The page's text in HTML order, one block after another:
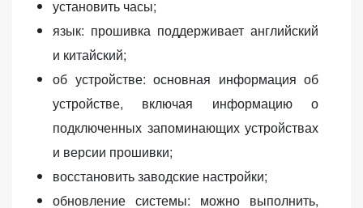
установить часы;
язык: прошивка поддерживает английский
и китайский;
об устройстве: основная информация об
устройстве, включая информацию о
подключенных запоминающих устройствах
и версии прошивки;
восстановить заводские настройки;
обновление системы: можно выполнить,